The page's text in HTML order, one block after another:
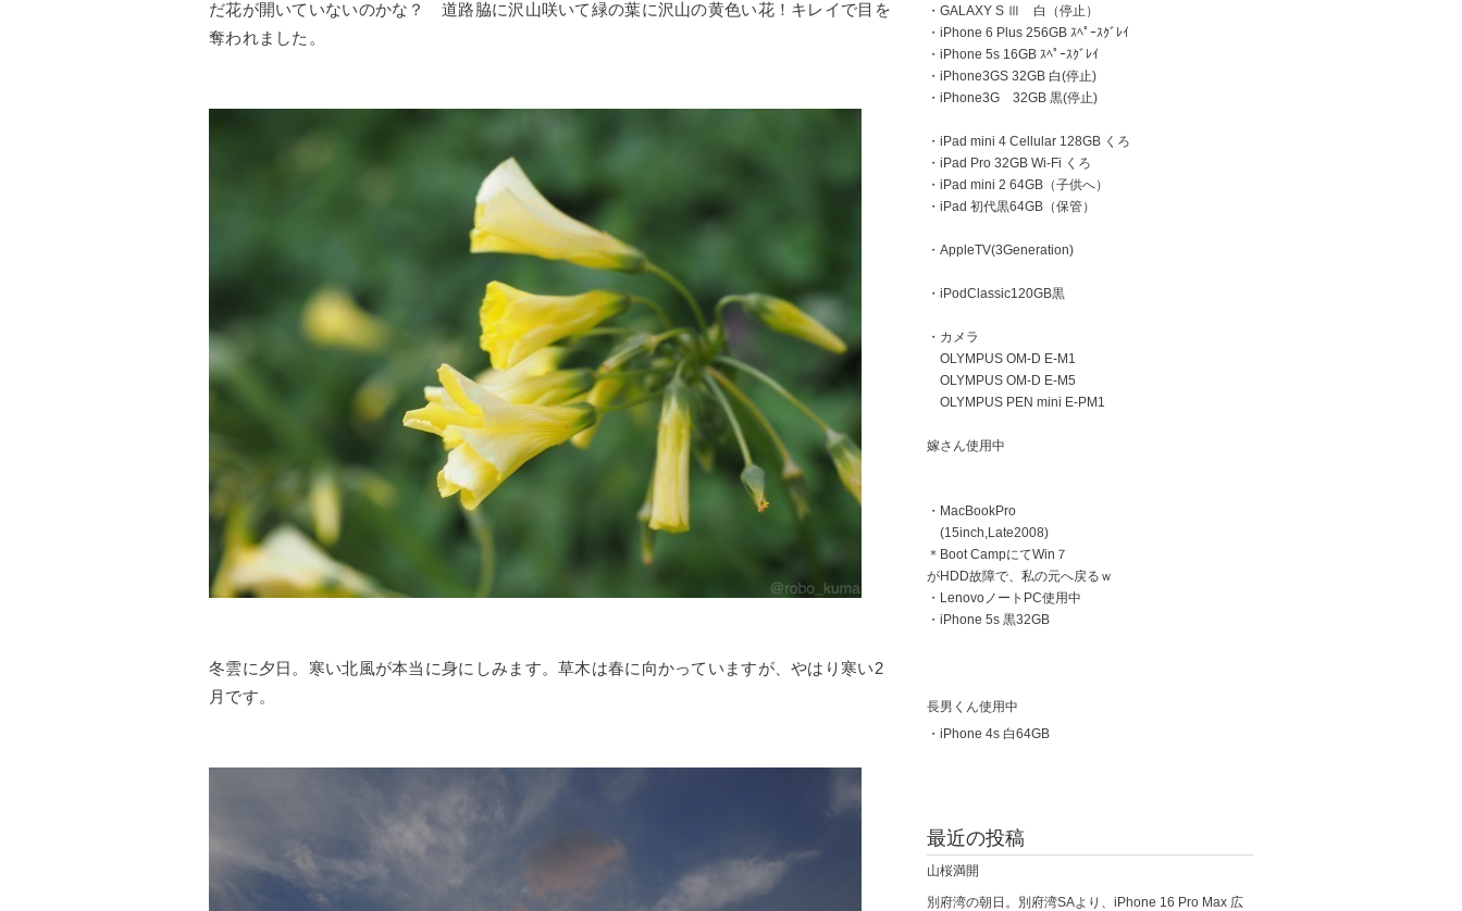
だ花が開いていないのかな？ 道路脇に沢山咲いて緑の葉に沢山の黄色い花！キレイで目を
奪われました。
冬雲に夕日。寒い北風が本当に身にしみます。草木は春に向かっていますが、やはり寒い2
月です。
・GALAXY S Ⅲ 白（停止）
・iPhone 6 Plus 256GB ｽﾍﾟｰｽｸﾞﾚｲ
・iPhone 5s 16GB ｽﾍﾟｰｽｸﾞﾚｲ
・iPhone3GS 32GB 白(停止)
・iPhone3G 32GB 黒(停止)
・iPad mini 4 Cellular 128GB くろ
・iPad Pro 32GB Wi-Fi くろ
・iPad mini 2 64GB（子供へ）
・iPad 初代黒64GB（保管）
・AppleTV(3Generation)
・iPodClassic120GB黒
・カメラ
OLYMPUS OM-D E-M1
OLYMPUS OM-D E-M5
OLYMPUS PEN mini E-PM1
嫁さん使用中
・MacBookPro
(15inch,Late2008)
＊Boot CampにてWin７
がHDD故障で、私の元へ戻るｗ
・LenovoノートPC使用中
・iPhone 5s 黒32GB
長男くん使用中
・iPhone 4s 白64GB
最近の投稿
山桜満開
別府湾の朝日。別府湾SAより、iPhone 16 Pro Max 広